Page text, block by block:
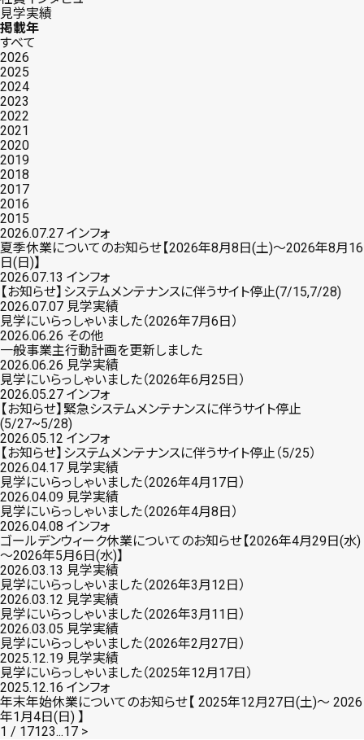
見学実績
掲載年
すべて
2026
2025
2024
2023
2022
2021
2020
2019
2018
2017
2016
2015
2026.07.27 インフォ
夏季休業についてのお知らせ【2026年8月8日(土)〜2026年8月16
日(日)】
2026.07.13 インフォ
【お知らせ】システムメンテナンスに伴うサイト停止(7/15,7/28)
2026.07.07 見学実績
見学にいらっしゃいました（2026年7月6日）
2026.06.26 その他
一般事業主行動計画を更新しました
2026.06.26 見学実績
見学にいらっしゃいました（2026年6月25日）
2026.05.27 インフォ
【お知らせ】緊急システムメンテナンスに伴うサイト停止
(5/27~5/28)
2026.05.12 インフォ
【お知らせ】システムメンテナンスに伴うサイト停止（5/25）
2026.04.17 見学実績
見学にいらっしゃいました（2026年4月17日）
2026.04.09 見学実績
見学にいらっしゃいました（2026年4月8日）
2026.04.08 インフォ
ゴールデンウィーク休業についてのお知らせ【2026年4月29日(水)
～2026年5月6日(水)】
2026.03.13 見学実績
見学にいらっしゃいました（2026年3月12日）
2026.03.12 見学実績
見学にいらっしゃいました（2026年3月11日）
2026.03.05 見学実績
見学にいらっしゃいました（2026年2月27日）
2025.12.19 見学実績
見学にいらっしゃいました（2025年12月17日）
2025.12.16 インフォ
年末年始休業についてのお知らせ【 2025年12月27日(土)～ 2026
年1月4日(日) 】
1 / 17123...17 >